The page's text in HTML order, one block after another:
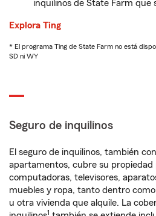
inquilinos de State Farm que
Explora Ting
* El programa Ting de State Farm no está
SD ni WY
Seguro de inquilinos
El seguro de inquilinos, también
apartamentos, cubre su propiedad
computadoras, televisores,
muebles y ropa, tanto dentro
u otra vivienda que alquile. La
1